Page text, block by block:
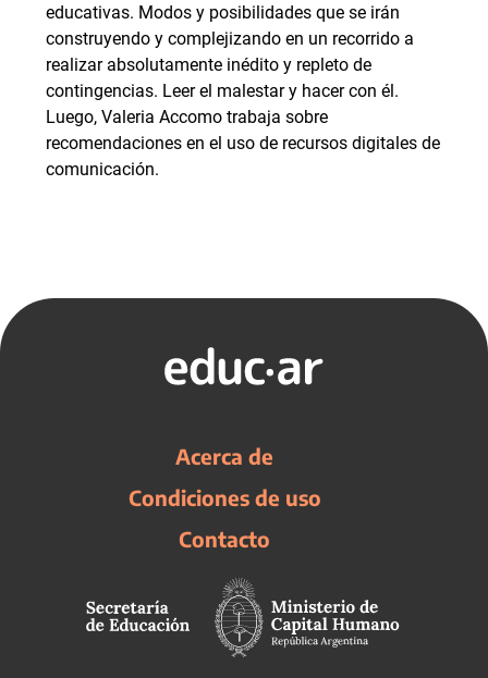
educativas. Modos y posibilidades que se irán
construyendo y complejizando en un recorrido a
realizar absolutamente inédito y repleto de
contingencias. Leer el malestar y hacer con él.
Luego, Valeria Accomo trabaja sobre
recomendaciones en el uso de recursos digitales de
comunicación.
Acerca de
Condiciones de uso
Contacto